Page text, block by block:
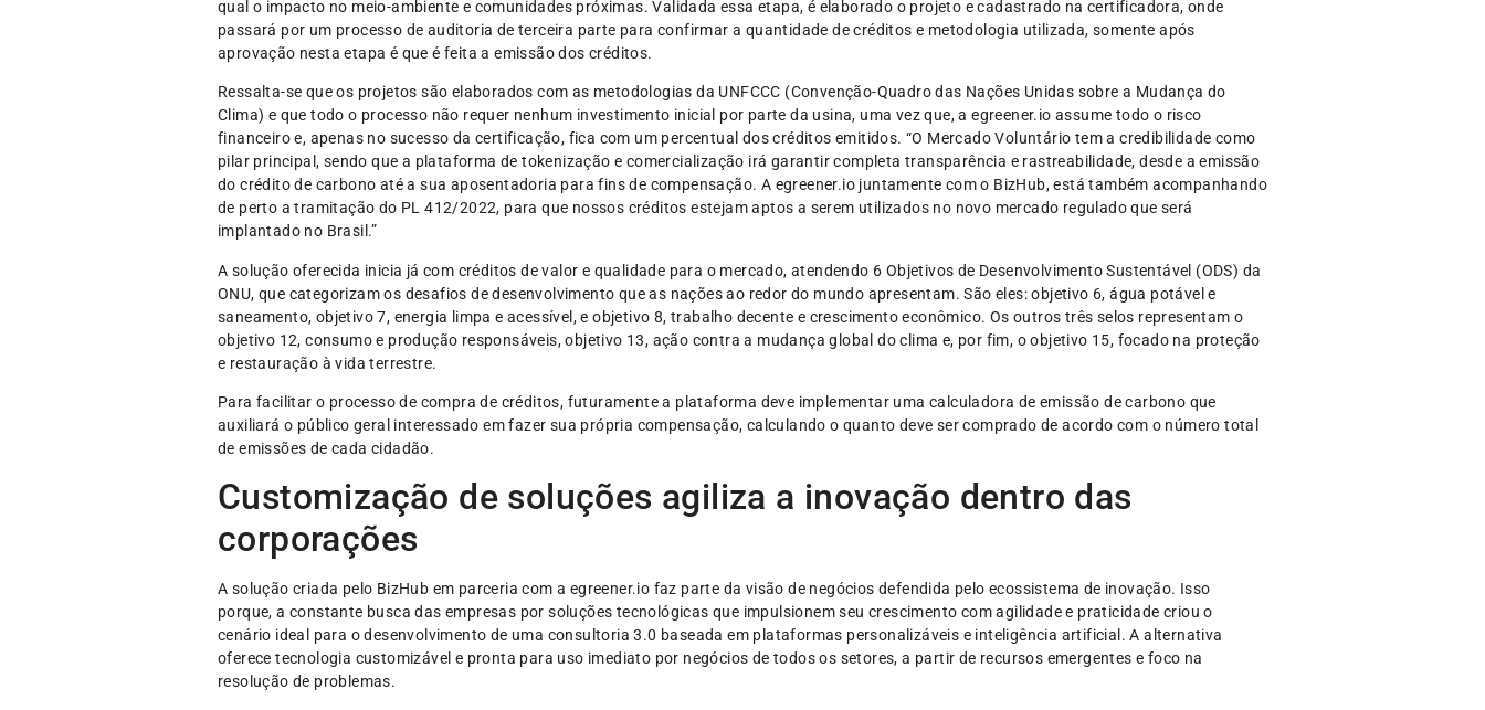
qual o impacto no meio-ambiente e comunidades próximas. Validada essa etapa, é elaborado o projeto e cadastrado na certificadora, onde
passará por um processo de auditoria de terceira parte para confirmar a quantidade de créditos e metodologia utilizada, somente após
aprovação nesta etapa é que é feita a emissão dos créditos.
Ressalta-se que os projetos são elaborados com as metodologias da UNFCCC (Convenção-Quadro das Nações Unidas sobre a Mudança do
Clima) e que todo o processo não requer nenhum investimento inicial por parte da usina, uma vez que, a egreener.io assume todo o risco
financeiro e, apenas no sucesso da certificação, fica com um percentual dos créditos emitidos. “O Mercado Voluntário tem a credibilidade como
pilar principal, sendo que a plataforma de tokenização e comercialização irá garantir completa transparência e rastreabilidade, desde a emissão
do crédito de carbono até a sua aposentadoria para fins de compensação. A egreener.io juntamente com o BizHub, está também acompanhando
de perto a tramitação do PL 412/2022, para que nossos créditos estejam aptos a serem utilizados no novo mercado regulado que será
implantado no Brasil.”
A solução oferecida inicia já com créditos de valor e qualidade para o mercado, atendendo 6 Objetivos de Desenvolvimento Sustentável (ODS) da
ONU, que categorizam os desafios de desenvolvimento que as nações ao redor do mundo apresentam. São eles: objetivo 6, água potável e
saneamento, objetivo 7, energia limpa e acessível, e objetivo 8, trabalho decente e crescimento econômico. Os outros três selos representam o
objetivo 12, consumo e produção responsáveis, objetivo 13, ação contra a mudança global do clima e, por fim, o objetivo 15, focado na proteção
e restauração à vida terrestre.
Para facilitar o processo de compra de créditos, futuramente a plataforma deve implementar uma calculadora de emissão de carbono que
auxiliará o público geral interessado em fazer sua própria compensação, calculando o quanto deve ser comprado de acordo com o número total
de emissões de cada cidadão.
Customização de soluções agiliza a inovação dentro das
corporações
A solução criada pelo BizHub em parceria com a egreener.io faz parte da visão de negócios defendida pelo ecossistema de inovação. Isso
porque, a constante busca das empresas por soluções tecnológicas que impulsionem seu crescimento com agilidade e praticidade criou o
cenário ideal para o desenvolvimento de uma consultoria 3.0 baseada em plataformas personalizáveis e inteligência artificial. A alternativa
oferece tecnologia customizável e pronta para uso imediato por negócios de todos os setores, a partir de recursos emergentes e foco na
resolução de problemas.